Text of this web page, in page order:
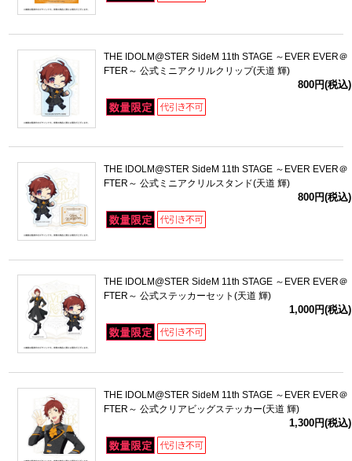
THE IDOLM@STER SideM 11th STAGE ～EVER EVER＠
FTER～ 公式ミニアクリルクリップ(天道 輝)
800円(税込)
THE IDOLM@STER SideM 11th STAGE ～EVER EVER＠
FTER～ 公式ミニアクリルスタンド(天道 輝)
800円(税込)
THE IDOLM@STER SideM 11th STAGE ～EVER EVER＠
FTER～ 公式ステッカーセット(天道 輝)
1,000円(税込)
THE IDOLM@STER SideM 11th STAGE ～EVER EVER＠
FTER～ 公式クリアビッグステッカー(天道 輝)
1,300円(税込)